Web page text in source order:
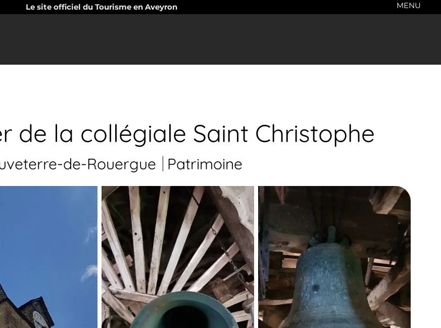
Le site officiel du Tourisme en Aveyron MENU
de la collégiale Saint Christophe
de-Rouergue Patrimoine